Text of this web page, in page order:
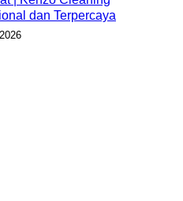
dan Terpercaya